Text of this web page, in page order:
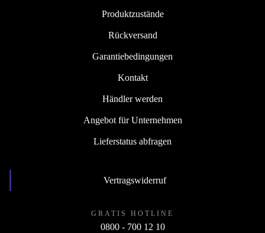
Produktzustände
Rückversand
Garantiebedingungen
Kontakt
Händler werden
Angebot für Unternehmen
Lieferstatus abfragen
Vertragswiderruf
GRATIS HOTLINE
0800 - 700 12 10